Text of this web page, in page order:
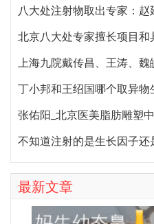
八大处注射物取出专家：
北京八大处专家擅长项目和
丁小邦和王绍国哪个取异物
张佑阳_北京医美脂肪雕塑
最新文章